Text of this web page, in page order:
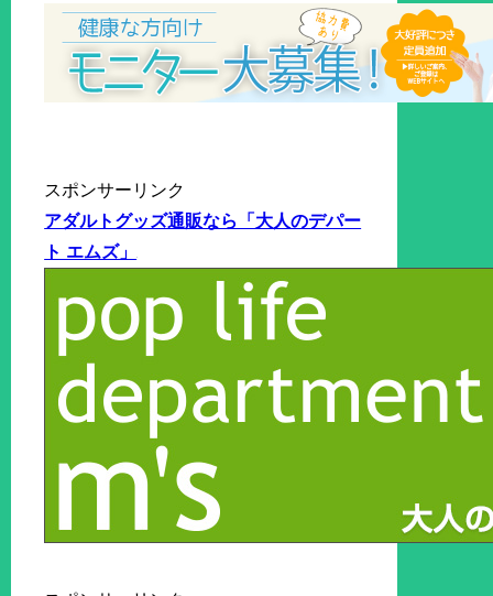
スポンサーリンク
アダルトグッズ通販なら「大人のデパー
ト エムズ」